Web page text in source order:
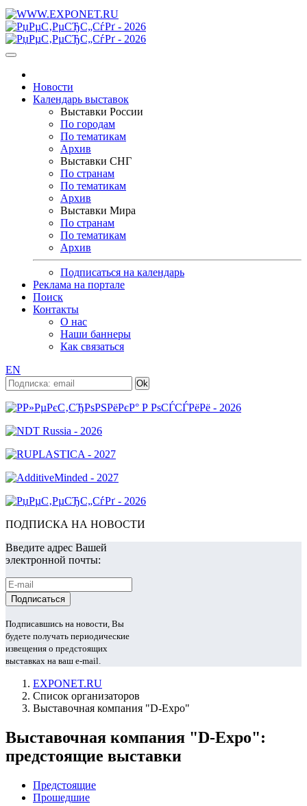
Новости
Календарь выставок
Выставки России
По городам
По тематикам
Архив
Выставки СНГ
По странам
По тематикам
Архив
Выставки Мира
По странам
По тематикам
Архив
Подписаться на календарь
Реклама на портале
Поиск
Контакты
О нас
Наши баннеры
Как связаться
EN
ПОДПИСКА НА НОВОСТИ
Введите адрес Вашей
электронной почты:
Подписавшись на новости, Вы
будете получать периодические
извещения о предстоящих
выставках на ваш e-mail.
EXPONET.RU
Список организаторов
Выставочная компания "D-Expo"
Выставочная компания "D-Expo":
предстоящие выставки
Предстоящие
Прошедшие